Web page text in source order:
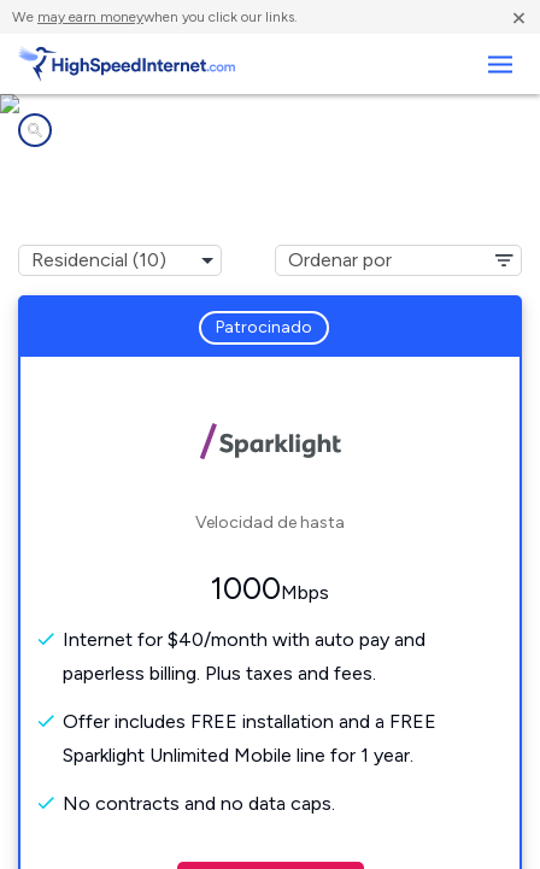
We may earn moneywhen you click our links. ×
Patrocinado
Velocidad de hasta
1000Mbps
Internet for $40/month with auto pay and
paperless billing. Plus taxes and fees.
Offer includes FREE installation and a FREE
Sparklight Unlimited Mobile line for 1 year.
No contracts and no data caps.